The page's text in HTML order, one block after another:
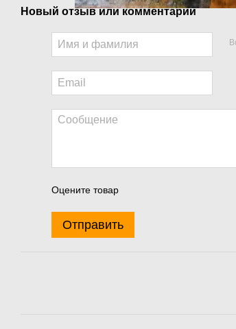
Новый отзыв или комментарий
Оцените товар
Отправить